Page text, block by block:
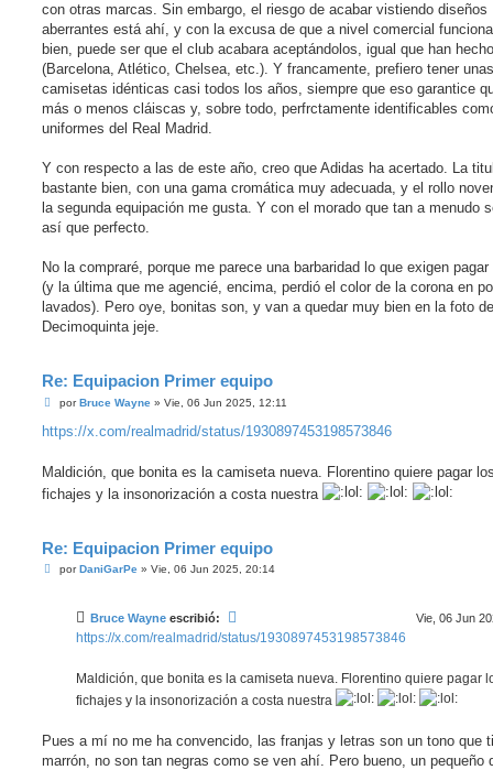
con otras marcas. Sin embargo, el riesgo de acabar vistiendo diseños
aberrantes está ahí, y con la excusa de que a nivel comercial
bien, puede ser que el club acabara aceptándolos, igual que han
(Barcelona, Atlético, Chelsea, etc.). Y francamente, prefiero tener unas
camisetas idénticas casi todos los años, siempre que eso garantice
más o menos cláiscas y, sobre todo, perfrctamente identificables
uniformes del Real Madrid.
Y con respecto a las de este año, creo que Adidas ha acertado. La
bastante bien, con una gama cromática muy adecuada, y el rollo
la segunda equipación me gusta. Y con el morado que tan a menudo
así que perfecto.
No la compraré, porque me parece una barbaridad lo que exigen
(y la última que me agencié, encima, perdió el color de la corona en
lavados). Pero oye, bonitas son, y van a quedar muy bien en la foto
Decimoquinta jeje.
Re: Equipacion Primer equipo
M
n
s
j
e
porBruce Wayne» Vie, 06 Jun 2025, 12:11
https://x.com/realmadrid/status/1930897453198573846
Maldición, que bonita es la camiseta nueva. Florentino quiere pagar
fichajes y la insonorización a costa nuestra
Re: Equipacion Primer equipo
MporDaniGarPe» Vie, 06 Jun 2025, 20:14
Bruce Wayne escribió: Vie, 06 Jun
https://x.com/realmadrid/status/1930897453198573846
Maldición, que bonita es la camiseta nueva. Florentino quiere pagar
fichajes y la insonorización a costa nuestra
Pues a mí no me ha convencido, las franjas y letras son un tono que
marrón, no son tan negras como se ven ahí. Pero bueno, un pequeño